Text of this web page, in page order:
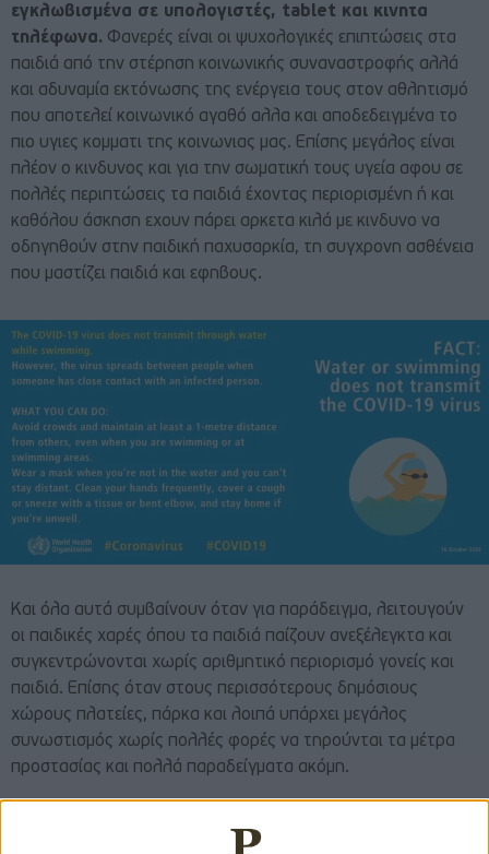
εγκλωβισμένα σε υπολογιστές, tablet και κινητα
τηλέφωνα. Φανερές είναι οι ψυχολογικές επιπτώσεις στα
παιδιά από την στέρηση κοινωνικής συναναστροφής αλλά
και αδυναμία εκτόνωσης της ενέργεια τους στον αθλητισμό
που αποτελεί κοινωνικό αγαθό αλλα και αποδεδειγμένα το
πιο υγιες κομματι της κοινωνιας μας. Επίσης μεγάλος είναι
πλέον ο κινδυνος και για την σωματική τους υγεία αφου σε
πολλές περιπτώσεις τα παιδιά έχοντας περιορισμένη ή και
καθόλου άσκηση εχουν πάρει αρκετα κιλά με κινδυνο να
οδηγηθούν στην παιδική παχυσαρκία, τη συγχρονη ασθένεια
που μαστίζει παιδιά και εφηβους.
Και όλα αυτά συμβαίνουν όταν για παράδειγμα, λειτουγούν
οι παιδικές χαρές όπου τα παιδιά παίζουν ανεξέλεγκτα και
συγκεντρώνονται χωρίς αριθμητικό περιορισμό γονείς και
παιδιά. Επίσης όταν στους περισσότερους δημόσιους
χώρους πλατείες, πάρκα και λοιπά υπάρχει μεγάλος
συνωστισμός χωρίς πολλές φορές να τηρούνται τα μέτρα
προστασίας και πολλά παραδείγματα ακόμη.
Επιπλέον, πριν απο μία βδομάδα εμφανίστηκε στη ζωή μας το